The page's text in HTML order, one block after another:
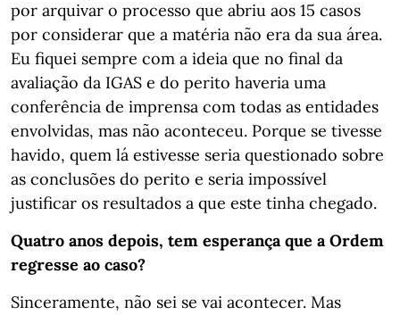
por arquivar o processo que abriu aos 15 casos
por considerar que a matéria não era da sua área.
Eu fiquei sempre com a ideia que no final da
avaliação da IGAS e do perito haveria uma
conferência de imprensa com todas as entidades
envolvidas, mas não aconteceu. Porque se tivesse
havido, quem lá estivesse seria questionado sobre
as conclusões do perito e seria impossível
justificar os resultados a que este tinha chegado.
Quatro anos depois, tem esperança que a Ordem
regresse ao caso?
Sinceramente, não sei se vai acontecer. Mas